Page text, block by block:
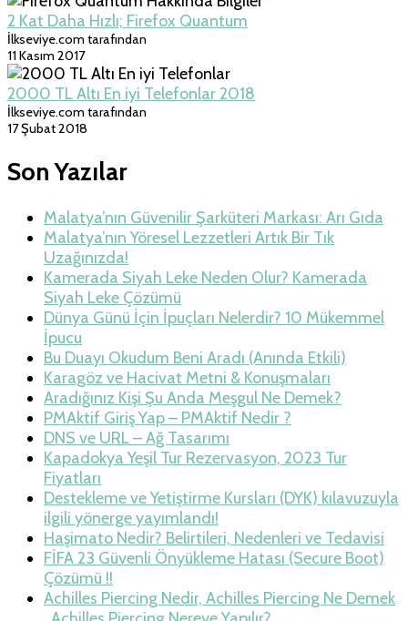
2 Kat Daha Hızlı; Firefox Quantum
İlkseviye.com tarafından
11 Kasım 2017
2000 TL Altı En iyi Telefonlar 2018
İlkseviye.com tarafından
17 Şubat 2018
Son Yazılar
Malatya’nın Güvenilir Şarküteri Markası: Arı Gıda
Malatya’nın Yöresel Lezzetleri Artık Bir Tık
Uzağınızda!
Kamerada Siyah Leke Neden Olur? Kamerada
Siyah Leke Çözümü
Dünya Günü İçin İpuçları Nelerdir? 10 Mükemmel
İpucu
Bu Duayı Okudum Beni Aradı (Anında Etkili)
Karagöz ve Hacivat Metni & Konuşmaları
Aradığınız Kişi Şu Anda Meşgul Ne Demek?
PMAktif Giriş Yap – PMAktif Nedir ?
DNS ve URL – Ağ Tasarımı
Kapadokya Yeşil Tur Rezervasyon, 2023 Tur
Fiyatları
Destekleme ve Yetiştirme Kursları (DYK) kılavuzuyla
ilgili yönerge yayımlandı!
Haşimato Nedir? Belirtileri, Nedenleri ve Tedavisi
FİFA 23 Güvenli Önyükleme Hatası (Secure Boot)
Çözümü !!
Achilles Piercing Nedir, Achilles Piercing Ne Demek